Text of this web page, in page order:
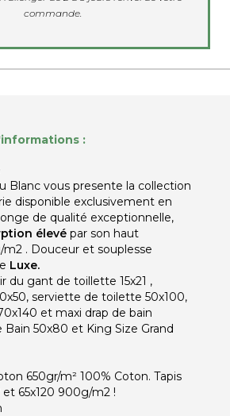
commande.
:
Blanc vous presente la collection
disponible exclusivement en
de qualité exceptionnelle,
élevé par son haut
. Douceur et souplesse
Luxe.
du gant de toillette 15x21 ,
serviette de toilette 50x100,
et maxi drap de bain
Bain 50x80 et King Size Grand
650gr/m² 100% Coton. Tapis
65x120 900g/m2 !